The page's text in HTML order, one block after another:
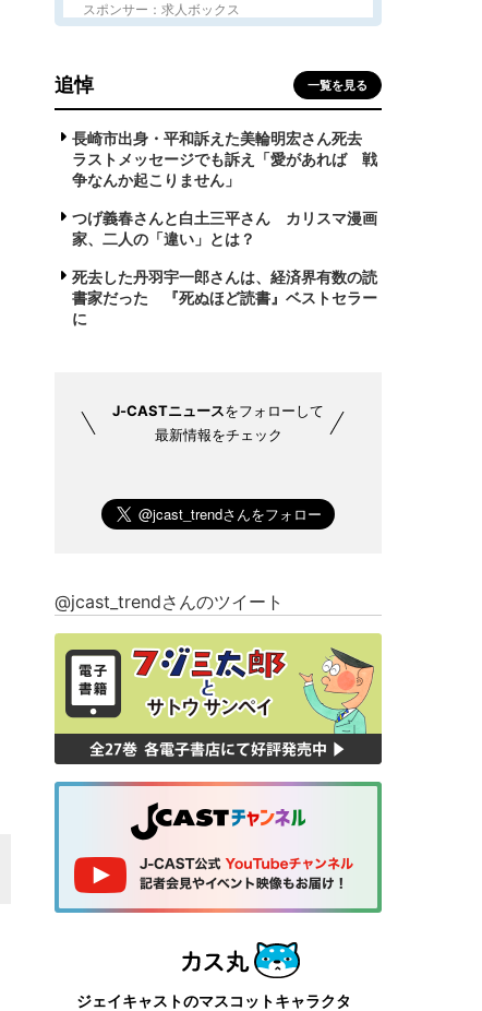
スポンサー：求人ボックス
追悼 一覧を見る
長崎市出身・平和訴えた美輪明宏さん死去
ラストメッセージでも訴え「愛があれば 戦
争なんか起こりません」
つげ義春さんと白土三平さん カリスマ漫画
家、二人の「違い」とは？
死去した丹羽宇一郎さんは、経済界有数の読
書家だった 『死ぬほど読書』ベストセラー
に
J-CASTニュースをフォローして
最新情報をチェック
@jcast_trendさんのツイート
ジェイキャストのマスコットキャラクタ